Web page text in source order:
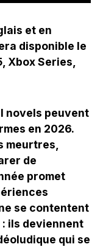
et en
disponible le
Xbox Series,
novels peuvent
en 2026.
meurtres,
de
promet
se contentent
: ils deviennent
qui se